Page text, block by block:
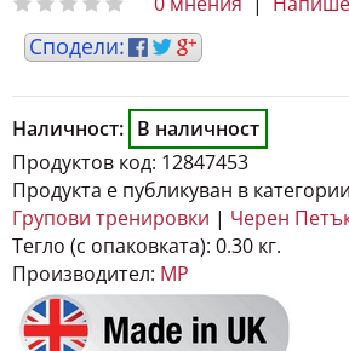
В наличност
Продуктов код:12847453
Продукта е публикуван в категории:
Групови тренировки|Черен
Тегло (с опаковката): 0.30 кг.
Производител:MP